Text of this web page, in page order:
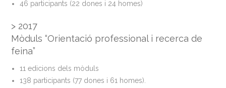
46 participants (22 dones i 24 homes)
> 2017
Mòduls “Orientació professional i recerca de
feina”
11 edicions dels mòduls
138 participants (77 dones i 61 homes).